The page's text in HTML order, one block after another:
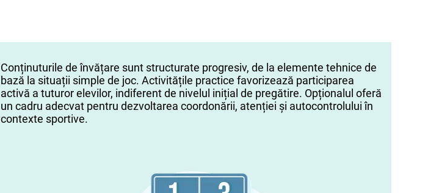
Conținuturile de învățare sunt structurate progresiv, de la elemente tehnice de
bază la situații simple de joc. Activitățile practice favorizează participarea
activă a tuturor elevilor, indiferent de nivelul inițial de pregătire. Opționalul oferă
un cadru adecvat pentru dezvoltarea coordonării, atenției și autocontrolului în
contexte sportive.